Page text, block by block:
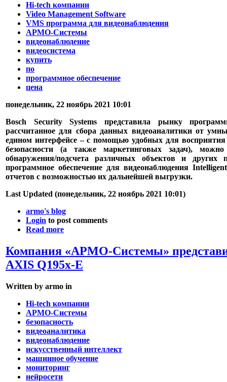
Hi-tech компании
Video Management Software
VMS программа для видеонаблюдения
АРМО-Системы
видеонаблюдение
видеосистема
купить
по
программное обеспечение
цена
понедельник, 22 ноябрь 2021 10:01
Bosch Security Systems представила рынку
рассчитанное для сбора данных видеоаналитики от
едином интерфейсе – с помощью удобных для
безопасности (а также маркетинговых задач),
обнаружения/подсчета различных объектов и
программное обеспечение для видеонаблюдения
отчетов с возможностью их дальнейшей выгрузки.
Last Updated (понедельник, 22 ноябрь 2021 10:01)
armo's blog
Login to post comments
Read more
Компания «АРМО-Системы»
AXIS Q195x-E
Written by armo in
Hi-tech компании
АРМО-Системы
безопасность
видеоаналитика
видеонаблюдение
искусственный интеллект
машинное обучение
мониторинг
нейросети